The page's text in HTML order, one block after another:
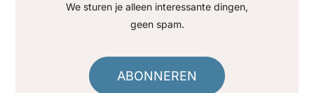
We sturen je alleen interessante dingen,
geen spam.
ABONNEREN